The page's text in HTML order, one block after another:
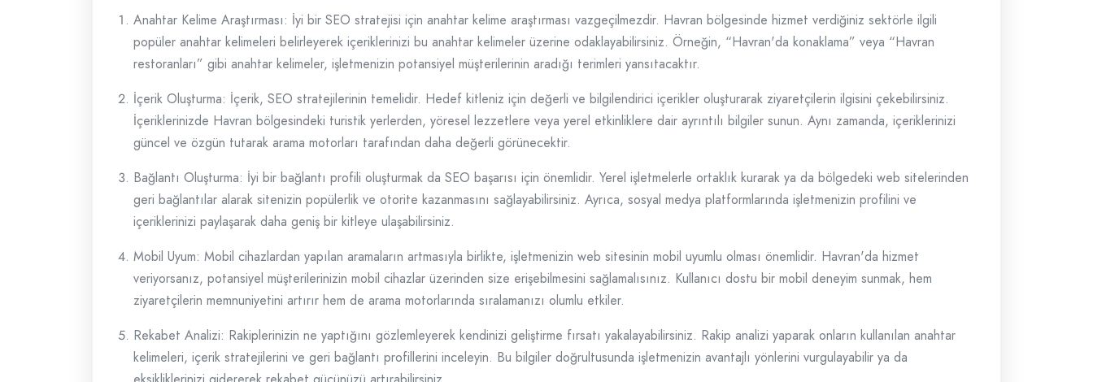
Anahtar Kelime Araştırması: İyi bir SEO stratejisi için anahtar kelime araştırması vazgeçilmezdir. Havran bölgesinde hizmet verdiğiniz sektörle ilgili
popüler anahtar kelimeleri belirleyerek içeriklerinizi bu anahtar kelimeler üzerine odaklayabilirsiniz. Örneğin, “Havran'da konaklama” veya “Havran
restoranları” gibi anahtar kelimeler, işletmenizin potansiyel müşterilerinin aradığı terimleri yansıtacaktır.
İçerik Oluşturma: İçerik, SEO stratejilerinin temelidir. Hedef kitleniz için değerli ve bilgilendirici içerikler oluşturarak ziyaretçilerin ilgisini çekebilirsiniz.
İçeriklerinizde Havran bölgesindeki turistik yerlerden, yöresel lezzetlere veya yerel etkinliklere dair ayrıntılı bilgiler sunun. Aynı zamanda, içeriklerinizi
güncel ve özgün tutarak arama motorları tarafından daha değerli görünecektir.
Bağlantı Oluşturma: İyi bir bağlantı profili oluşturmak da SEO başarısı için önemlidir. Yerel işletmelerle ortaklık kurarak ya da bölgedeki web sitelerinden
geri bağlantılar alarak sitenizin popülerlik ve otorite kazanmasını sağlayabilirsiniz. Ayrıca, sosyal medya platformlarında işletmenizin profilini ve
içeriklerinizi paylaşarak daha geniş bir kitleye ulaşabilirsiniz.
Mobil Uyum: Mobil cihazlardan yapılan aramaların artmasıyla birlikte, işletmenizin web sitesinin mobil uyumlu olması önemlidir. Havran'da hizmet
veriyorsanız, potansiyel müşterilerinizin mobil cihazlar üzerinden size erişebilmesini sağlamalısınız. Kullanıcı dostu bir mobil deneyim sunmak, hem
ziyaretçilerin memnuniyetini artırır hem de arama motorlarında sıralamanızı olumlu etkiler.
Rekabet Analizi: Rakiplerinizin ne yaptığını gözlemleyerek kendinizi geliştirme fırsatı yakalayabilirsiniz. Rakip analizi yaparak onların kullanılan anahtar
kelimeleri, içerik stratejilerini ve geri bağlantı profillerini inceleyin. Bu bilgiler doğrultusunda işletmenizin avantajlı yönlerini vurgulayabilir ya da